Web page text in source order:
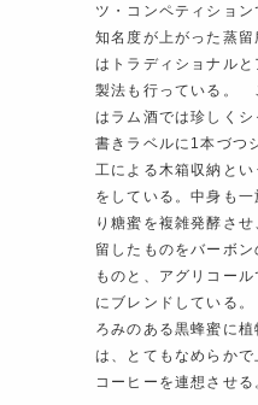
ツ・コンペティショ
知名度が上がった蒸
はトラディショナル
製法も行っている。
はラム酒では珍しく
書きラベルに1本づつ
工による木箱収納と
をしている。中身も
り糖蜜を複雑発酵さ
留したものをバーボ
ものと、アグリコー
にブレンドしている
ろみのある黒蜂蜜に
は、とてもなめらか
コーヒーを連想させる